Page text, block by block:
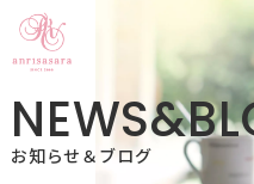
NEWS&BL
お知らせ＆ブログ